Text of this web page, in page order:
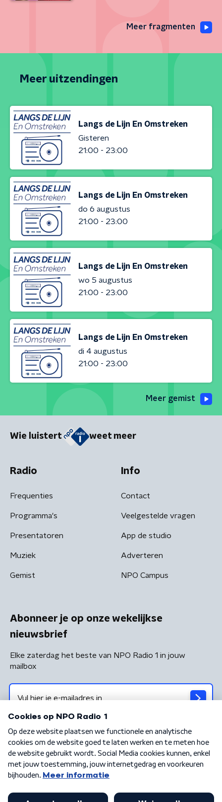
Meer fragmenten
Meer uitzendingen
Langs de Lijn En Omstreken
Gisteren
21:00 - 23:00
Langs de Lijn En Omstreken
do 6 augustus
21:00 - 23:00
Langs de Lijn En Omstreken
wo 5 augustus
21:00 - 23:00
Langs de Lijn En Omstreken
di 4 augustus
21:00 - 23:00
Meer gemist
Wie luistert weet meer
Radio
Frequenties
Programma's
Presentatoren
Muziek
Gemist
Info
Contact
Veelgestelde vragen
App de studio
Adverteren
NPO Campus
Abonneer je op onze wekelijkse
nieuwsbrief
Elke zaterdag het beste van NPO Radio 1 in jouw
mailbox
Algemene voorwaarden